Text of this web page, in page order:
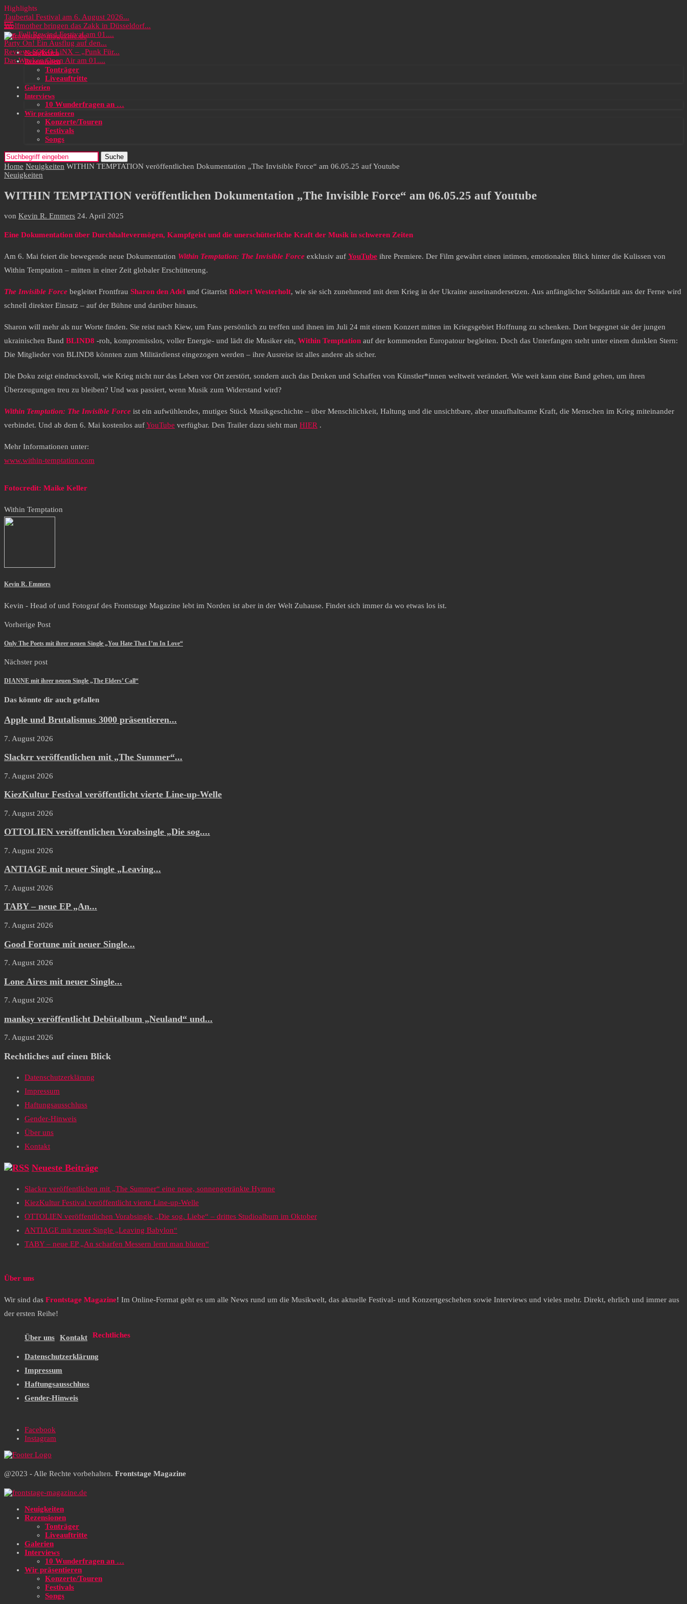
Highlights
Taubertal Festival am 6. August 2026...
Wolfmother bringen das Zakk in Düsseldorf...
Das Full Rewind Festival am 01....
Party On! Ein Ausflug auf den...
Review: SOKO LiNX – „Punk Für...
Das Wacken Open Air am 01....
Neuigkeiten
Rezensionen
Tonträger
Liveauftritte
Galerien
Interviews
10 Wunderfragen an …
Wir präsentieren
Konzerte/Touren
Festivals
Songs
Suche
Home Neuigkeiten WITHIN TEMPTATION veröffentlichen Dokumentation „The Invisible Force“ am 06.05.25 auf Youtube
Neuigkeiten
WITHIN TEMPTATION veröffentlichen Dokumentation „The Invisible Force“ am 06.05.25 auf Youtube
von Kevin R. Emmers 24. April 2025
Eine Dokumentation über Durchhaltevermögen, Kampfgeist und die unerschütterliche Kraft der Musik in schweren Zeiten
Am 6. Mai feiert die bewegende neue Dokumentation Within Temptation: The Invisible Force exklusiv auf YouTube ihre Premiere. Der Film gewährt einen intimen, emotionalen Blick hinter die Kulissen von
Within Temptation – mitten in einer Zeit globaler Erschütterung.
The Invisible Force begleitet Frontfrau Sharon den Adel und Gitarrist Robert Westerholt, wie sie sich zunehmend mit dem Krieg in der Ukraine auseinandersetzen. Aus anfänglicher Solidarität aus der Ferne wird
schnell direkter Einsatz – auf der Bühne und darüber hinaus.
Sharon will mehr als nur Worte finden. Sie reist nach Kiew, um Fans persönlich zu treffen und ihnen im Juli 24 mit einem Konzert mitten im Kriegsgebiet Hoffnung zu schenken. Dort begegnet sie der jungen
ukrainischen Band BLIND8 -roh, kompromisslos, voller Energie- und lädt die Musiker ein, Within Temptation auf der kommenden Europatour begleiten. Doch das Unterfangen steht unter einem dunklen Stern:
Die Mitglieder von BLIND8 könnten zum Militärdienst eingezogen werden – ihre Ausreise ist alles andere als sicher.
Die Doku zeigt eindrucksvoll, wie Krieg nicht nur das Leben vor Ort zerstört, sondern auch das Denken und Schaffen von Künstler*innen weltweit verändert. Wie weit kann eine Band gehen, um ihren
Überzeugungen treu zu bleiben? Und was passiert, wenn Musik zum Widerstand wird?
Within Temptation: The Invisible Force ist ein aufwühlendes, mutiges Stück Musikgeschichte – über Menschlichkeit, Haltung und die unsichtbare, aber unaufhaltsame Kraft, die Menschen im Krieg miteinander
verbindet. Und ab dem 6. Mai kostenlos aufYouTube verfügbar. Den Trailer dazu sieht man HIER .
Mehr Informationen unter:
www.within-temptation.com
Fotocredit: Maike Keller
Within Temptation
Kevin R. Emmers
Kevin - Head of und Fotograf des Frontstage Magazine lebt im Norden ist aber in der Welt Zuhause. Findet sich immer da wo etwas los ist.
Vorherige Post
Only The Poets mit ihrer neuen Single „You Hate That I’m In Love“
Nächster post
DIANNE mit ihrer neuen Single „The Elders’ Call“
Das könnte dir auch gefallen
Apple und Brutalismus 3000 präsentieren...
7. August 2026
Slackrr veröffentlichen mit „The Summer“...
7. August 2026
KiezKultur Festival veröffentlicht vierte Line-up-Welle
7. August 2026
OTTOLIEN veröffentlichen Vorabsingle „Die sog....
7. August 2026
ANTIAGE mit neuer Single „Leaving...
7. August 2026
TABY – neue EP „An...
7. August 2026
Good Fortune mit neuer Single...
7. August 2026
Lone Aires mit neuer Single...
7. August 2026
manksy veröffentlicht Debütalbum „Neuland“ und...
7. August 2026
Rechtliches auf einen Blick
Datenschutzerklärung
Impressum
Haftungsausschluss
Gender-Hinweis
Über uns
Kontakt
Neueste Beiträge
Slackrr veröffentlichen mit „The Summer“ eine neue, sonnengetränkte Hymne
KiezKultur Festival veröffentlicht vierte Line-up-Welle
OTTOLIEN veröffentlichen Vorabsingle „Die sog. Liebe“ – drittes Studioalbum im Oktober
ANTIAGE mit neuer Single „Leaving Babylon“
TABY – neue EP „An scharfen Messern lernt man bluten“
Über uns
Wir sind das Frontstage Magazine! Im Online-Format geht es um alle News rund um die Musikwelt, das aktuelle Festival- und Konzertgeschehen sowie Interviews und vieles mehr. Direkt, ehrlich und immer aus
der ersten Reihe!
Über uns Kontakt Rechtliches
Datenschutzerklärung
Impressum
Haftungsausschluss
Gender-Hinweis
Facebook
Instagram
@2023 - Alle Rechte vorbehalten. Frontstage Magazine
Neuigkeiten
Rezensionen
Tonträger
Liveauftritte
Galerien
Interviews
10 Wunderfragen an …
Wir präsentieren
Konzerte/Touren
Festivals
Songs